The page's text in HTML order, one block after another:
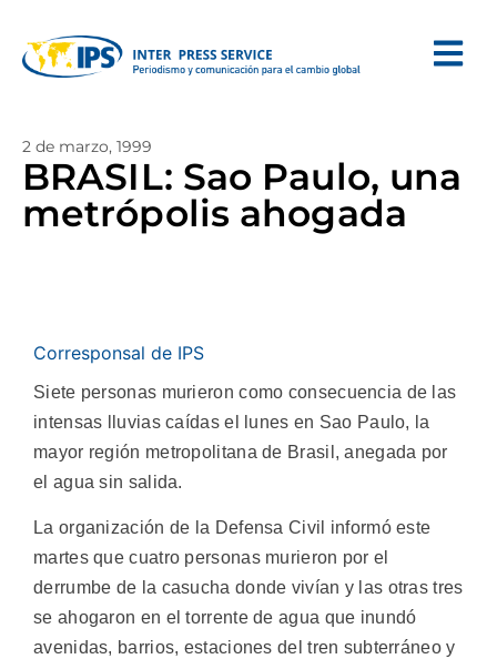
2 de marzo, 1999
BRASIL: Sao Paulo, una
metrópolis ahogada
Corresponsal de IPS
Siete personas murieron como consecuencia de las
intensas lluvias caídas el lunes en Sao Paulo, la
mayor región metropolitana de Brasil, anegada por
el agua sin salida.
La organización de la Defensa Civil informó este
martes que cuatro personas murieron por el
derrumbe de la casucha donde vivían y las otras tres
se ahogaron en el torrente de agua que inundó
avenidas, barrios, estaciones del tren subterráneo y